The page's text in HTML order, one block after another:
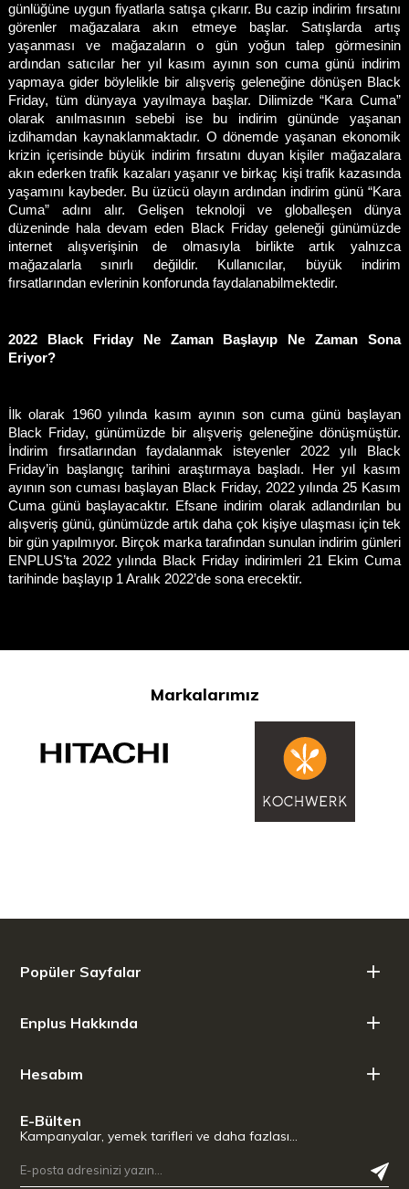
günlüğüne uygun fiyatlarla satışa çıkarır. Bu cazip indirim fırsatını
görenler mağazalara akın etmeye başlar. Satışlarda artış
yaşanması ve mağazaların o gün yoğun talep görmesinin
ardından satıcılar her yıl kasım ayının son cuma günü indirim
yapmaya gider böylelikle bir alışveriş geleneğine dönüşen Black
Friday, tüm dünyaya yayılmaya başlar. Dilimizde “Kara Cuma”
olarak anılmasının sebebi ise bu indirim gününde yaşanan
izdihamdan kaynaklanmaktadır. O dönemde yaşanan ekonomik
krizin içerisinde büyük indirim fırsatını duyan kişiler mağazalara
akın ederken trafik kazaları yaşanır ve birkaç kişi trafik kazasında
yaşamını kaybeder. Bu üzücü olayın ardından indirim günü “Kara
Cuma” adını alır. Gelişen teknoloji ve globalleşen dünya
düzeninde hala devam eden Black Friday geleneği günümüzde
internet alışverişinin de olmasıyla birlikte artık yalnızca
mağazalarla sınırlı değildir. Kullanıcılar, büyük indirim
fırsatlarından evlerinin konforunda faydalanabilmektedir.
2022 Black Friday Ne Zaman Başlayıp Ne Zaman Sona
Eriyor?
İlk olarak 1960 yılında kasım ayının son cuma günü başlayan
Black Friday, günümüzde bir alışveriş geleneğine dönüşmüştür.
İndirim fırsatlarından faydalanmak isteyenler 2022 yılı Black
Friday’in başlangıç tarihini araştırmaya başladı. Her yıl kasım
ayının son cuması başlayan Black Friday, 2022 yılında 25 Kasım
Cuma günü başlayacaktır. Efsane indirim olarak adlandırılan bu
alışveriş günü, günümüzde artık daha çok kişiye ulaşması için tek
bir gün yapılmıyor. Birçok marka tarafından sunulan indirim günleri
ENPLUS’ta 2022 yılında Black Friday indirimleri 21 Ekim Cuma
tarihinde başlayıp 1 Aralık 2022’de sona erecektir.
Markalarımız
Popüler Sayfalar
Enplus Hakkında
Hesabım
E-Bülten
Kampanyalar, yemek tarifleri ve daha fazlası…